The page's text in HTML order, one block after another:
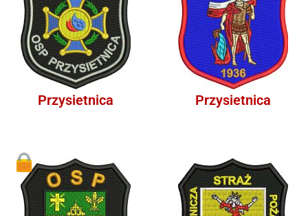
Przysietnica Przysietnica